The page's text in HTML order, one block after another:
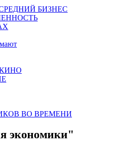
БИЗНЕС
ВО ВРЕМЕНИ
экономики"